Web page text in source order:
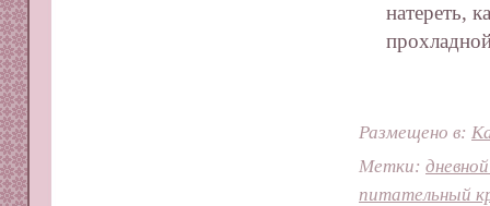
натереть,
Размещено в:
Метки:
питательный